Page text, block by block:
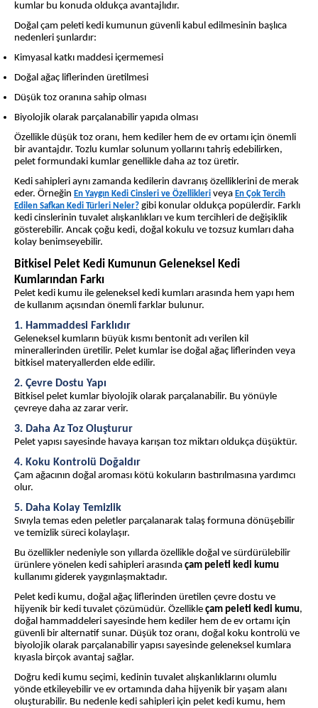
kumlar bu konuda oldukça avantajlıdır.
Doğal çam peleti kedi kumunun güvenli kabul edilmesinin başlıca
nedenleri şunlardır:
Kimyasal katkı maddesi içermemesi
Doğal ağaç liflerinden üretilmesi
Düşük toz oranına sahip olması
Biyolojik olarak parçalanabilir yapıda olması
Özellikle düşük toz oranı, hem kediler hem de ev ortamı için önemli
bir avantajdır. Tozlu kumlar solunum yollarını tahriş edebilirken,
pelet formundaki kumlar genellikle daha az toz üretir.
Kedi sahipleri aynı zamanda kedilerin davranış özelliklerini de merak
eder. Örneğin En Yaygın Kedi Cinsleri ve Özellikleri veya En Çok Tercih
Edilen Safkan Kedi Türleri Neler? gibi konular oldukça popülerdir. Farklı
kedi cinslerinin tuvalet alışkanlıkları ve kum tercihleri de değişiklik
gösterebilir. Ancak çoğu kedi, doğal kokulu ve tozsuz kumları daha
kolay benimseyebilir.
Bitkisel Pelet Kedi Kumunun Geleneksel Kedi
Kumlarından Farkı
Pelet kedi kumu ile geleneksel kedi kumları arasında hem yapı hem
de kullanım açısından önemli farklar bulunur.
1. Hammaddesi Farklıdır
Geleneksel kumların büyük kısmı bentonit adı verilen kil
minerallerinden üretilir. Pelet kumlar ise doğal ağaç liflerinden veya
bitkisel materyallerden elde edilir.
2. Çevre Dostu Yapı
Bitkisel pelet kumlar biyolojik olarak parçalanabilir. Bu yönüyle
çevreye daha az zarar verir.
3. Daha Az Toz Oluşturur
Pelet yapısı sayesinde havaya karışan toz miktarı oldukça düşüktür.
4. Koku Kontrolü Doğaldır
Çam ağacının doğal aroması kötü kokuların bastırılmasına yardımcı
olur.
5. Daha Kolay Temizlik
Sıvıyla temas eden peletler parçalanarak talaş formuna dönüşebilir
ve temizlik süreci kolaylaşır.
Bu özellikler nedeniyle son yıllarda özellikle doğal ve sürdürülebilir
ürünlere yönelen kedi sahipleri arasında çam peleti kedi kumu
kullanımı giderek yaygınlaşmaktadır.
Pelet kedi kumu, doğal ağaç liflerinden üretilen çevre dostu ve
hijyenik bir kedi tuvalet çözümüdür. Özellikle çam peleti kedi kumu,
doğal hammaddeleri sayesinde hem kediler hem de ev ortamı için
güvenli bir alternatif sunar. Düşük toz oranı, doğal koku kontrolü ve
biyolojik olarak parçalanabilir yapısı sayesinde geleneksel kumlara
kıyasla birçok avantaj sağlar.
Doğru kedi kumu seçimi, kedinin tuvalet alışkanlıklarını olumlu
yönde etkileyebilir ve ev ortamında daha hijyenik bir yaşam alanı
oluşturabilir. Bu nedenle kedi sahipleri için pelet kedi kumu, hem